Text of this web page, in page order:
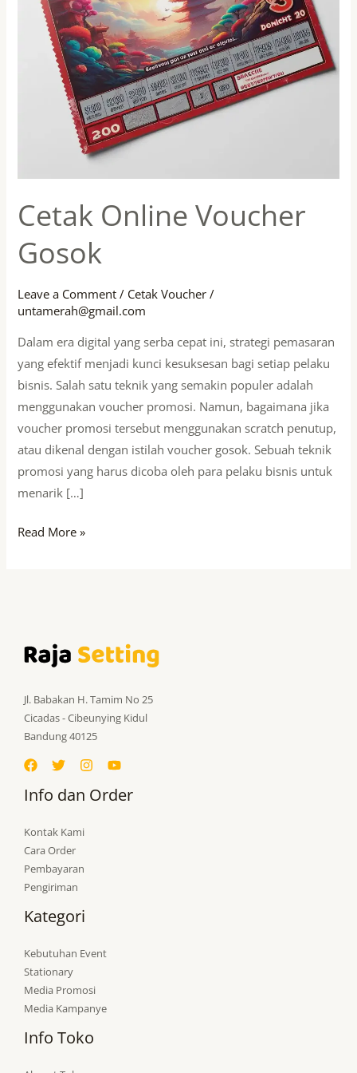
Cetak Online Voucher
Gosok
Leave a Comment / Cetak Voucher /
untamerah@gmail.com
Dalam era digital yang serba cepat ini, strategi pemasaran
yang efektif menjadi kunci kesuksesan bagi setiap pelaku
bisnis. Salah satu teknik yang semakin populer adalah
menggunakan voucher promosi. Namun, bagaimana jika
voucher promosi tersebut menggunakan scratch penutup,
atau dikenal dengan istilah voucher gosok. Sebuah teknik
promosi yang harus dicoba oleh para pelaku bisnis untuk
menarik […]
Read More »
Jl. Babakan H. Tamim No 25
Cicadas - Cibeunying Kidul
Bandung 40125
Info dan Order
Kontak Kami
Cara Order
Pembayaran
Pengiriman
Kategori
Kebutuhan Event
Stationary
Media Promosi
Media Kampanye
Info Toko